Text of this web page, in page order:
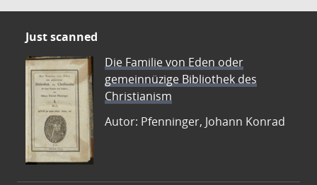
Just scanned
Die Familie von Eden oder
gemeinnüzige Bibliothek des
Christianism
Autor: Pfenninger, Johann Konrad